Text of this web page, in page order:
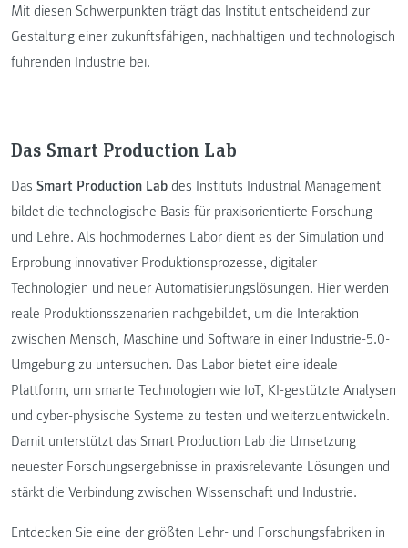
Mit diesen Schwerpunkten trägt das Institut entscheidend zur
Gestaltung einer zukunftsfähigen, nachhaltigen und technologisch
führenden Industrie bei.
Das Smart Production Lab
Das Smart Production Lab des Instituts Industrial Management
bildet die technologische Basis für praxisorientierte Forschung
und Lehre. Als hochmodernes Labor dient es der Simulation und
Erprobung innovativer Produktionsprozesse, digitaler
Technologien und neuer Automatisierungslösungen. Hier werden
reale Produktionsszenarien nachgebildet, um die Interaktion
zwischen Mensch, Maschine und Software in einer Industrie-5.0-
Umgebung zu untersuchen. Das Labor bietet eine ideale
Plattform, um smarte Technologien wie IoT, KI-gestützte Analysen
und cyber-physische Systeme zu testen und weiterzuentwickeln.
Damit unterstützt das Smart Production Lab die Umsetzung
neuester Forschungsergebnisse in praxisrelevante Lösungen und
stärkt die Verbindung zwischen Wissenschaft und Industrie.
Entdecken Sie eine der größten Lehr- und Forschungsfabriken in